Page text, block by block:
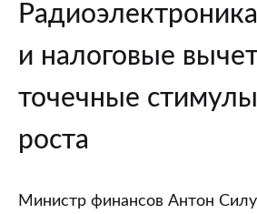
и налоговые
точечные
роста
Министр финансов Антон